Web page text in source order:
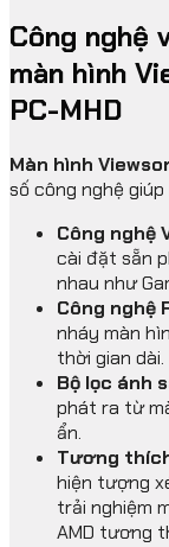
Công nghệ
màn hình
PC-MHD
Màn hình
số công nghệ
Công nghệ
cài đặt sẵn
nhau như
Công nghệ
nháy màn
thời gian dài.
Bộ lọc ánh
phát ra từ
ẩn.
Tương
hiện tượng
trải nghiệm
AMD tương